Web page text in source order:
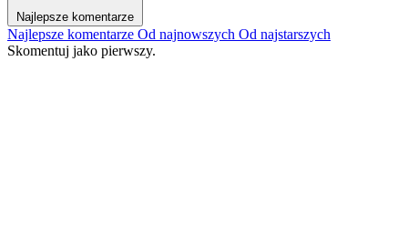
Najlepsze komentarze
Najlepsze komentarze Od najnowszych Od najstarszych
Skomentuj jako pierwszy.